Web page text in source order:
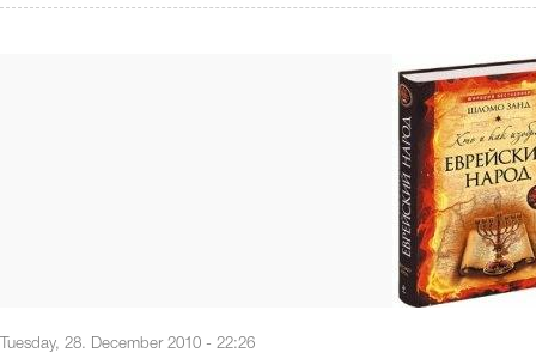
Tuesday, 28. December 2010 - 22:26